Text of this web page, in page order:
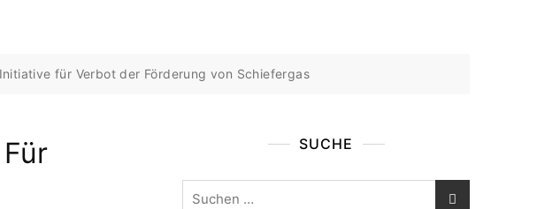
für Verbot der Förderung von Schiefergas
SUCHE